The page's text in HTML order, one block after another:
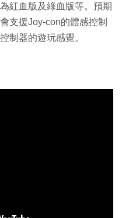
紅血版及綠血版等。預期
支援Joy-con的體感控制
制器的遊玩感覺。